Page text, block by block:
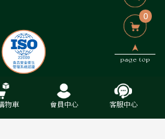
物車 會員中心 客服中心
By 禾藝叁陸巷有限公司
0